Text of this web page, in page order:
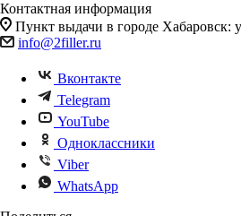
Контактная информация
Пункт выдачи в городе Хабаровск:
info@2filler.ru
Вконтакте
Telegram
YouTube
Одноклассники
Viber
WhatsApp